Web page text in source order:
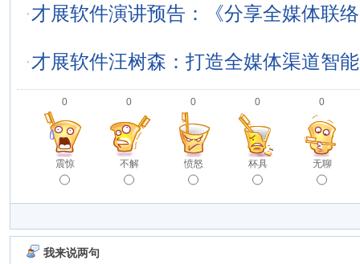
·才展软件演讲预告：《分享全媒体联
·才展软件汪树森：打造全媒体渠道智
0
震惊
0
不解
0
愤怒
0
杯具
0
无聊